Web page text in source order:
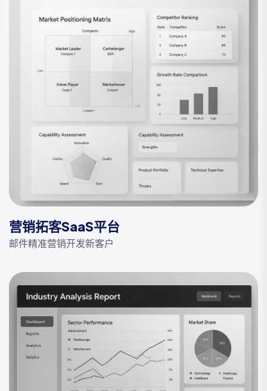
营销拓客SaaS平台
邮件精准营销开发新客户